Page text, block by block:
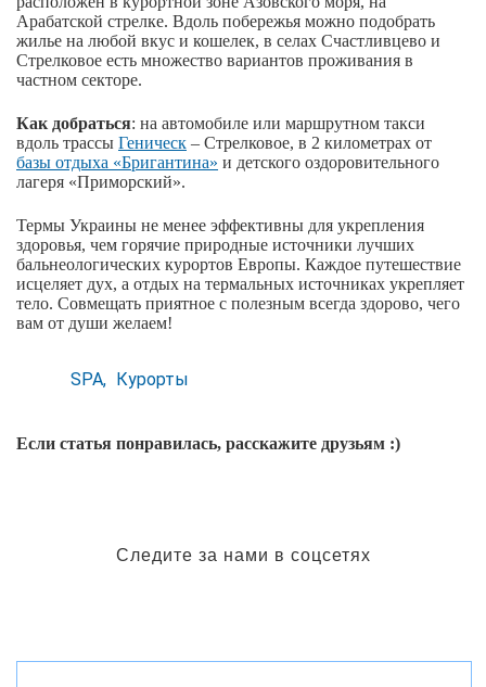
Арабатской стрелке. Вдоль побережья можно подобрать
жилье на любой вкус и кошелек, в селах Счастливцево и
Стрелковое есть множество вариантов проживания в
частном секторе.
Как добраться: на автомобиле или маршрутном такси
вдоль трассы Геническ – Стрелковое, в 2 километрах от
базы отдыха «Бригантина» и детского оздоровительного
лагеря «Приморский».
Термы Украины не менее эффективны для укрепления
здоровья, чем горячие природные источники лучших
бальнеологических курортов Европы. Каждое путешествие
исцеляет дух, а отдых на термальных источниках укрепляет
тело. Совмещать приятное с полезным всегда здорово, чего
вам от души желаем!
SPA Курорты
Если статья понравилась, расскажите друзьям :)
Следите за нами в соцсетях